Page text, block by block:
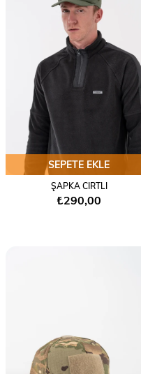
SEPETE EKLE
ŞAPKA CIRTLI
₺290,00